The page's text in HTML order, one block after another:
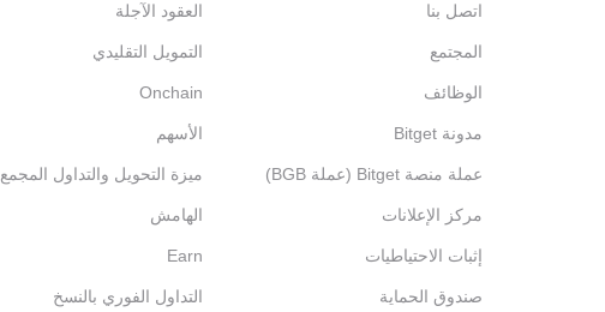
اتصل بنا
المجتمع
الوظائف
مدونة Bitget
عملة منصة Bitget (عملة BGB)
مركز الإعلانات
إثبات الاحتياطيات
صندوق الحماية
العقود الآجلة
التمويل التقليدي
Onchain
الأسهم
ميزة التحويل والتداول المجمع
الهامش
Earn
التداول الفوري بالنسخ